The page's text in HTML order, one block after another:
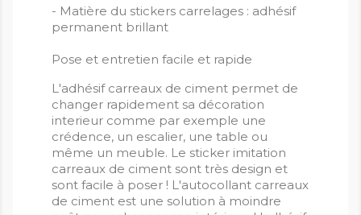
- Matière du stickers carrelages : adhésif
permanent brillant
Pose et entretien facile et rapide
L'adhésif carreaux de ciment permet de
changer rapidement sa décoration
interieur comme par exemple une
crédence, un escalier, une table ou
même un meuble. Le sticker imitation
carreaux de ciment sont très design et
sont facile à poser ! L'autocollant carreaux
de ciment est une solution à moindre